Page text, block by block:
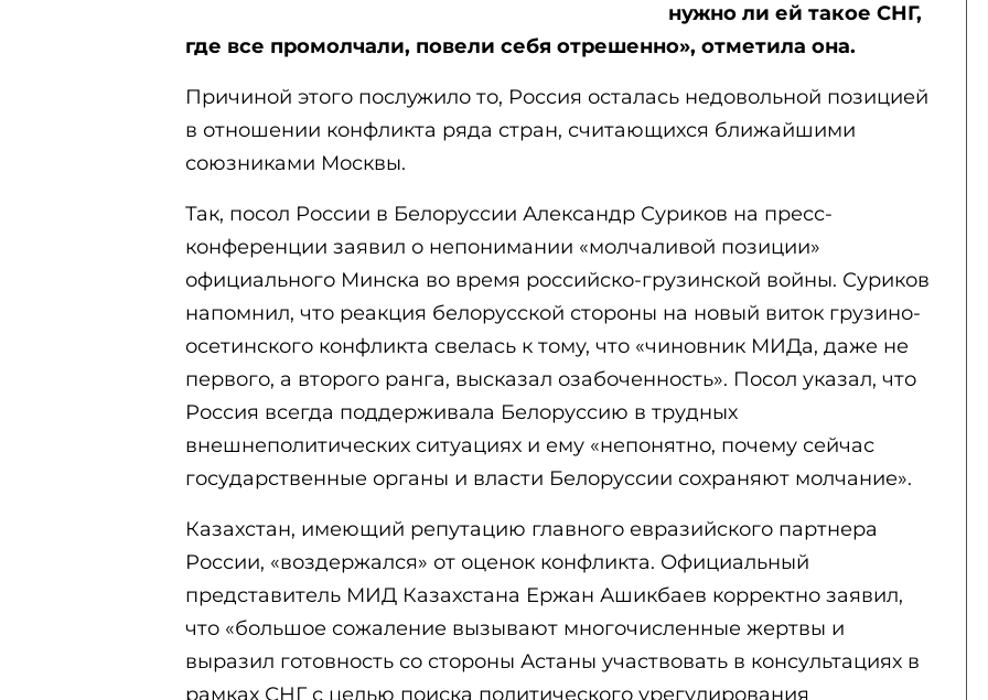
нужно ли ей такое СНГ,
где все промолчали, повели себя отрешенно», отметила она.
Причиной этого послужило то, Россия осталась недовольной позицией
в отношении конфликта ряда стран, считающихся ближайшими
союзниками Москвы.
Так, посол России в Белоруссии Александр Суриков на пресс-
конференции заявил о непонимании «молчаливой позиции»
официального Минска во время российско-грузинской войны. Суриков
напомнил, что реакция белорусской стороны на новый виток грузино-
осетинского конфликта свелась к тому, что «чиновник МИДа, даже не
первого, а второго ранга, высказал озабоченность». Посол указал, что
Россия всегда поддерживала Белоруссию в трудных
внешнеполитических ситуациях и ему «непонятно, почему сейчас
государственные органы и власти Белоруссии сохраняют молчание».
Казахстан, имеющий репутацию главного евразийского партнера
России, «воздержался» от оценок конфликта. Официальный
представитель МИД Казахстана Ержан Ашикбаев корректно заявил,
что «большое сожаление вызывают многочисленные жертвы и
выразил готовность со стороны Астаны участвовать в консультациях в
рамках СНГ с целью поиска политического урегулирования